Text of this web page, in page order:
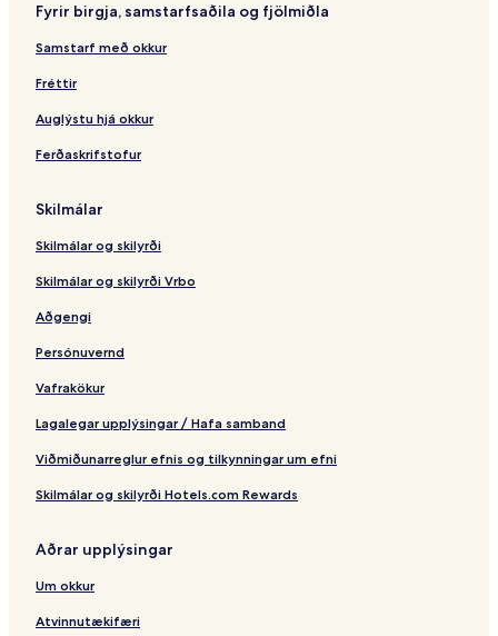
Fyrir birgja, samstarfsaðila og fjölmiðla
Samstarf með okkur
Fréttir
Auglýstu hjá okkur
Ferðaskrifstofur
Skilmálar
Skilmálar og skilyrði
Skilmálar og skilyrði Vrbo
Aðgengi
Persónuvernd
Vafrakökur
Lagalegar upplýsingar / Hafa samband
Viðmiðunarreglur efnis og tilkynningar um efni
Skilmálar og skilyrði Hotels.com Rewards
Aðrar upplýsingar
Um okkur
Atvinnutækifæri